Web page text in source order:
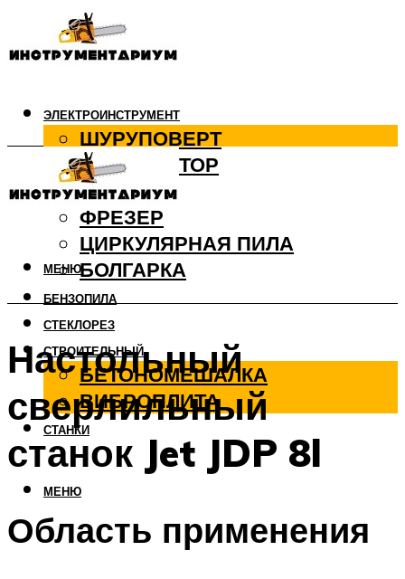
ЭЛЕКТРОИНСТРУМЕНТ
ШУРУПОВЕРТ
ПЕРФОРАТОР
ДРЕЛЬ
ФРЕЗЕР
ЦИРКУЛЯРНАЯ ПИЛА
БОЛГАРКА
БЕНЗОПИЛА
СТЕКЛОРЕЗ
СТРОИТЕЛЬНЫЙ
БЕТОНОМЕШАЛКА
ВИБРОПЛИТА
СТАНКИ
МЕНЮ
МЕНЮ
Настольный
сверлильный
станок Jet JDP 8l
Область применения